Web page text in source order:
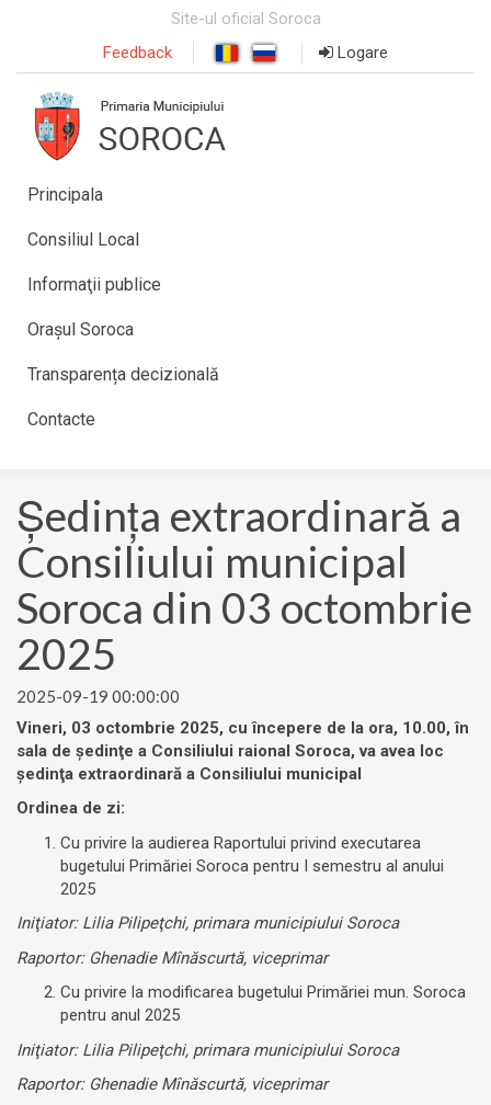
Site-ul oficial Soroca
Feedback
Logare
Principala
Consiliul Local
Informaţii publice
Orașul Soroca
Transparența decizională
Contacte
Ședinţa extraordinară a
Consiliului municipal
Soroca din 03 octombrie
2025
2025-09-19 00:00:00
Vineri, 03 octombrie 2025, cu începere de la ora, 10.00, în
sala de şedinţe a Consiliului raional Soroca, va avea loc
şedinţa extraordinară a Consiliului municipal
Ordinea de zi:
Cu privire la audierea Raportului privind executarea
bugetului Primăriei Soroca pentru I semestru al anului
2025
Iniţiator: Lilia Pilipeţchi, primara municipiului Soroca
Raportor: Ghenadie Mînăscurtă, viceprimar
Cu privire la modificarea bugetului Primăriei mun. Soroca
pentru anul 2025
Iniţiator: Lilia Pilipeţchi, primara municipiului Soroca
Raportor: Ghenadie Mînăscurtă, viceprimar